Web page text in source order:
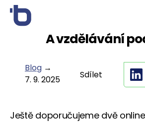
A vzdělávání
Blog →
7. 9. 2025
Sdílet
Ještě doporučujeme dvě